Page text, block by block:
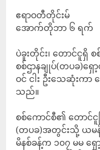
ဧရာဝတီတိုင်းမ်
အောက်တိုဘာ ၆ ရက်
ပဲခူးတိုင်း၊ တောင်ငူရှိ
စစ်ဌာနချုပ်(တပခ)ရှ
ဝင် ငါး ဦးသေဆုံးက
သည်။
စစ်ကောင်စီ၏ တောင်ငူ
(တပခ)အတွင်းသို့ ယမန်
မိနစ်ခန့်က ၁၀၇ မမ ရှ